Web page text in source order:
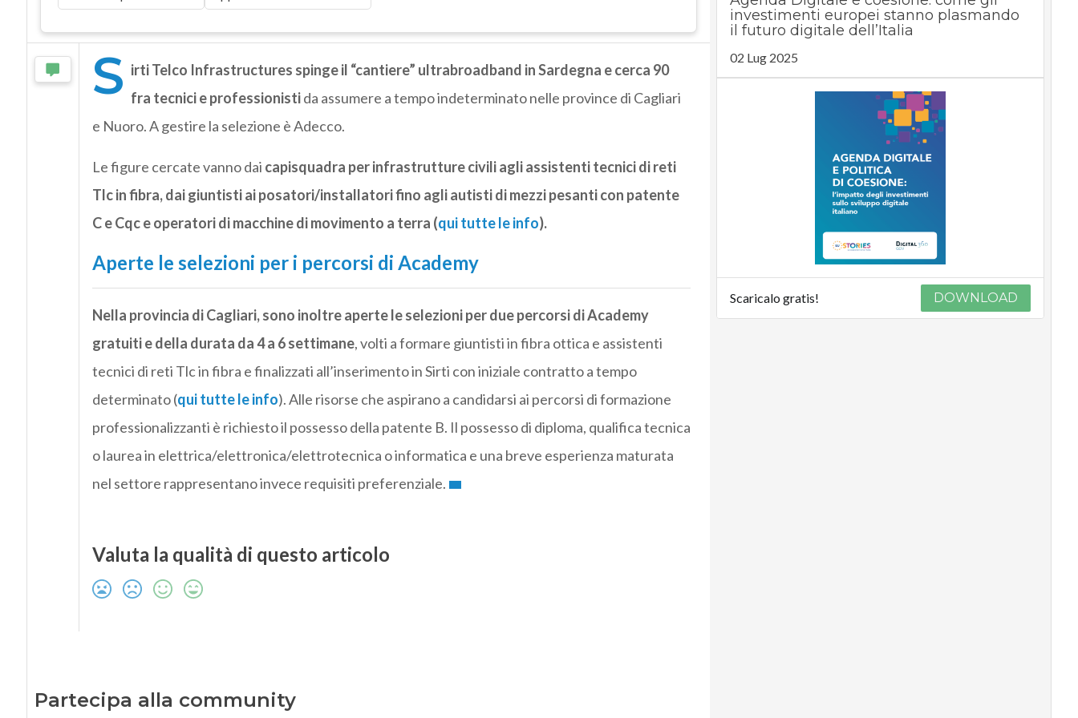
S irti Telco Infrastructures spinge il “cantiere” ultrabroadband in Sardegna e cerca 90
fra tecnici e professionistida assumere a tempo indeterminato nelle province di Cagliari
e Nuoro. A gestire la selezione è Adecco.
Le figure cercate vanno dai capisquadra per infrastrutture civili agli assistenti tecnici di reti
Tlc in fibra, dai giuntisti ai posatori/installatori fino agli autisti di mezzi pesanti con patente
C e Cqc e operatori di macchine di movimento a terra (qui tutte le info).
Aperte le selezioni per i percorsi di Academy
Nella provincia di Cagliari, sono inoltre aperte le selezioni per due percorsi di Academy
gratuiti e della durata da 4 a 6 settimane, volti a formare giuntisti in fibra ottica e assistenti
tecnici di reti Tlc in fibra e finalizzati all’inserimento in Sirti con iniziale contratto a tempo
determinato (qui tutte le info). Alle risorse che aspirano a candidarsi ai percorsi di formazione
professionalizzanti è richiesto il possesso della patente B. Il possesso di diploma, qualifica tecnica
o laurea in elettrica/elettronica/elettrotecnica o informatica e una breve esperienza maturata
nel settore rappresentano invece requisiti preferenziale.
Valuta la qualità di questo articolo
Partecipa alla community
investimenti europei stanno plasmando
il futuro digitale dell’Italia
02 Lug 2025
Scaricalo gratis! DOWNLOAD